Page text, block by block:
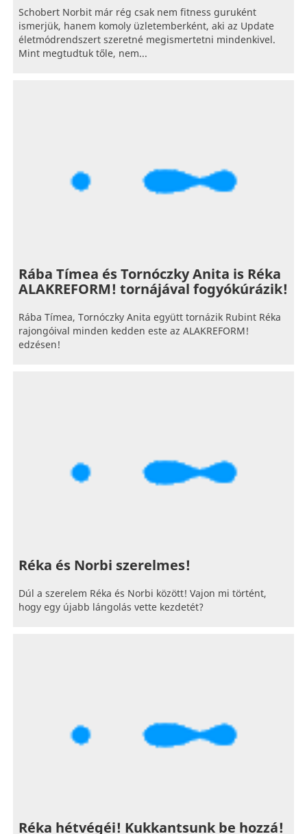
Schobert Norbit már rég csak nem fitness guruként
ismerjük, hanem komoly üzletemberként, aki az Update
életmódrendszert szeretné megismertetni mindenkivel.
Mint megtudtuk tőle, nem...
Rába Tímea és Tornóczky Anita is Réka
ALAKREFORM! tornájával fogyókúrázik!
Rába Tímea, Tornóczky Anita együtt tornázik Rubint Réka
rajongóival minden kedden este az ALAKREFORM!
edzésen!
Réka és Norbi szerelmes!
Dúl a szerelem Réka és Norbi között! Vajon mi történt,
hogy egy újabb lángolás vette kezdetét?
Réka hétvégéi! Kukkantsunk be hozzá!